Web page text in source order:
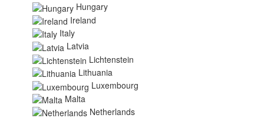
Hungary
Ireland
Italy
Latvia
Lichtenstein
Lithuania
Luxembourg
Malta
Netherlands